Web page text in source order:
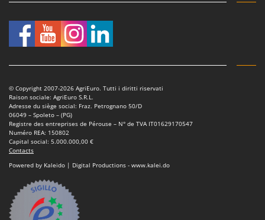
© Copyright 2007-2026 AgriEuro. Tutti i diritti riservati
Raison sociale: AgriEuro S.R.L.
Adresse du siège social: Fraz. Petrognano 50/D
06049 – Spoleto – (PG)
Registre des entreprises de Pérouse – N° de TVA IT01629170547
Numéro REA: 150802
Capital social: 5.000.000,00 €
Contacts
Powered by Kaleido | Digital Productions - www.kalei.do